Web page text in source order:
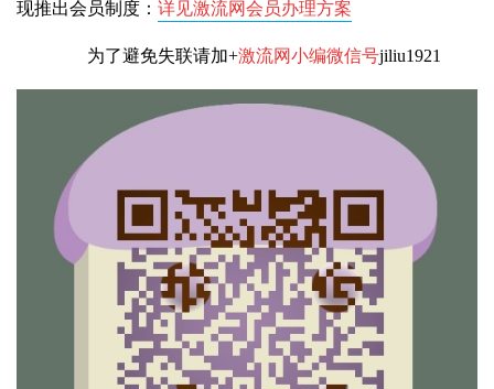
现推出会员制度： 详见激流网会员办理方案
为了避免失联请加+激流网小编微信号jiliu1921